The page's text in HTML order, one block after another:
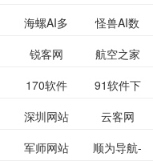
作 - 国内
领先的AI
图片、文
案创作平
更多>>
海螺AI多
模态大语
言模型
怪兽AI数
字人更多>>
锐客网
航空之家
更多>>
170软件
下载站
91软件下
载更多>>
深圳网站
建设
云客网
SEO众包
更多>>
军师网站 顺为导航-